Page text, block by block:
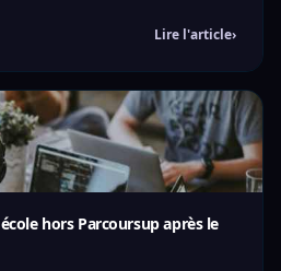
Lire l'article›
hors Parcoursup après le